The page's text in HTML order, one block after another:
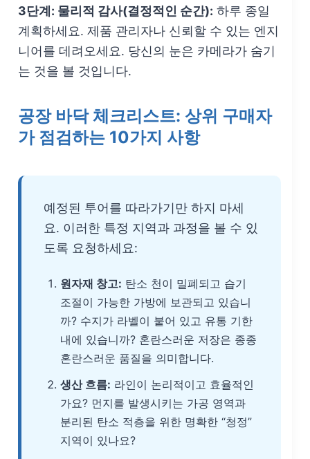
3단계: 물리적 감사(결정적인 순간): 하루 종일
계획하세요. 제품 관리자나 신뢰할 수 있는 엔지
니어를 데려오세요. 당신의 눈은 카메라가 숨기
는 것을 볼 것입니다.
공장 바닥 체크리스트: 상위 구매자
가 점검하는 10가지 사항
예정된 투어를 따라가기만 하지 마세
요. 이러한 특정 지역과 과정을 볼 수 있
도록 요청하세요:
원자재 창고: 탄소 천이 밀폐되고 습기
조절이 가능한 가방에 보관되고 있습니
까? 수지가 라벨이 붙어 있고 유통 기한
내에 있습니까? 혼란스러운 저장은 종종
혼란스러운 품질을 의미합니다.
생산 흐름: 라인이 논리적이고 효율적인
가요? 먼지를 발생시키는 가공 영역과
분리된 탄소 적층을 위한 명확한 “청정”
지역이 있나요?